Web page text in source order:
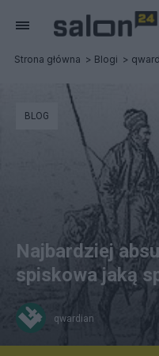
Strona główna Blogi
BLOG
Najbardziej
spiskowa jaką
qwardian